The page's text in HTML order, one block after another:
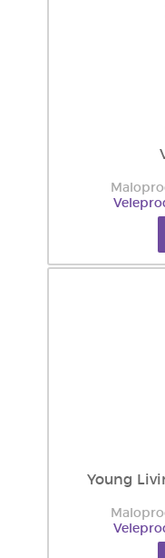
Young